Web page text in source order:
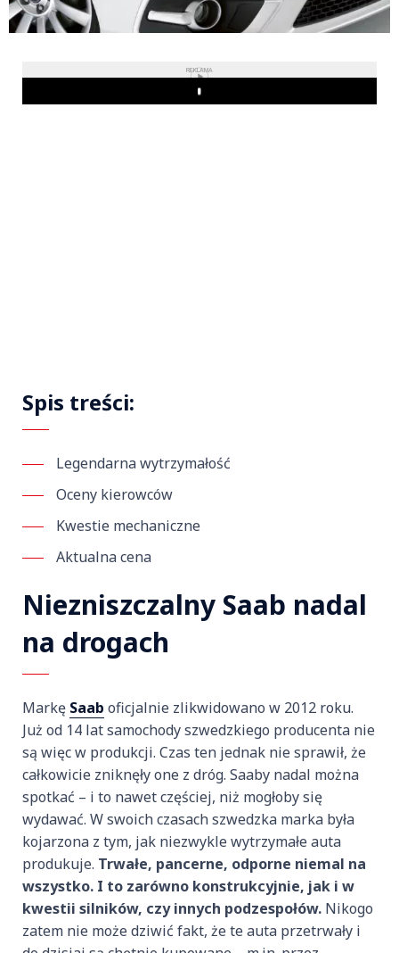
REKLAMA
Play
Spis treści:
Legendarna wytrzymałość
Oceny kierowców
Kwestie mechaniczne
Aktualna cena
Niezniszczalny Saab nadal
na drogach
Markę Saab oficjalnie zlikwidowano w 2012 roku.
Już od 14 lat samochody szwedzkiego producenta nie
są więc w produkcji. Czas ten jednak nie sprawił, że
całkowicie zniknęły one z dróg. Saaby nadal można
spotkać – i to nawet częściej, niż mogłoby się
wydawać. W swoich czasach szwedzka marka była
kojarzona z tym, jak niezwykle wytrzymałe auta
produkuje. Trwałe, pancerne, odporne niemal na
wszystko. I to zarówno konstrukcyjnie, jak i w
kwestii silników, czy innych podzespołów. Nikogo
zatem nie może dziwić fakt, że te auta przetrwały i